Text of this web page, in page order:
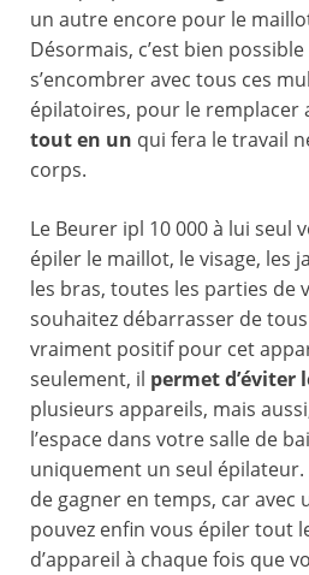
un autre encore pour le
Désormais, c’est bien
s’encombrer avec tous ces
épilatoires, pour le remplacer
tout en un qui fera le travail
corps.
Le Beurer ipl 10 000 à lui seul
épiler le maillot, le visage, les
les bras, toutes les parties de
souhaitez débarrasser de
vraiment positif pour cet
seulement, il permet d’éviter
plusieurs appareils, mais
l’espace dans votre salle de
uniquement un seul
de gagner en temps, car avec
pouvez enfin vous épiler tout
d’appareil à chaque fois que